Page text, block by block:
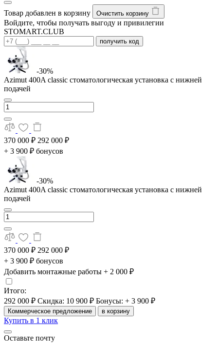
Товар добавлен в корзину Очистить корзину
Войдите, чтобы получать выгоду и привилегии
STOMART.CLUB
получить код
-30%
Azimut 400A classic стоматологическая установка с нижней
подачей
370 000 ₽ 292 000 ₽
+ 3 900 ₽ бонусов
-30%
Azimut 400A classic стоматологическая установка с нижней
подачей
370 000 ₽ 292 000 ₽
+ 3 900 ₽ бонусов
Добавить монтажные работы + 2 000 ₽
Итого:
292 000 ₽ Скидка: 10 900 ₽ Бонусы: + 3 900 ₽
Коммерческое предложение в корзину
Купить в 1 клик
Оставьте почту